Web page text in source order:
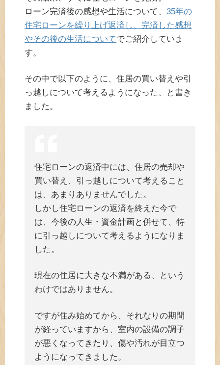
ローン完済後の感想や生活について、 35年の
住宅ローンを繰り上げ返済し、完済した感想
やその後の生活についてでご紹介していま
す。
その中で以下のように、住居の買い替えや引
っ越しについて考えるようになった、と書き
ました。
住宅ローンの返済中には、住居の売却や
買い替え、引っ越しについて考えること
は、あまりありませんでした。
しかし住宅ローンの返済を終えた今で
は、今後の人生・資金計画と併せて、特
に引っ越しについて考えるようになりま
した。
現在の住居に大きな不満がある、という
わけではありません。
ですが住み始めてから、それなりの期間
が経っていますから、室内の設備の調子
が悪くなってきたり、傷や汚れが目立つ
ようになってきました。